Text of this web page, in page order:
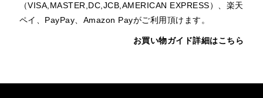
（VISA,MASTER,DC,JCB,AMERICAN EXPRESS）、楽天
ペイ、PayPay、Amazon Payがご利用頂けます。
お買い物ガイド詳細はこちら